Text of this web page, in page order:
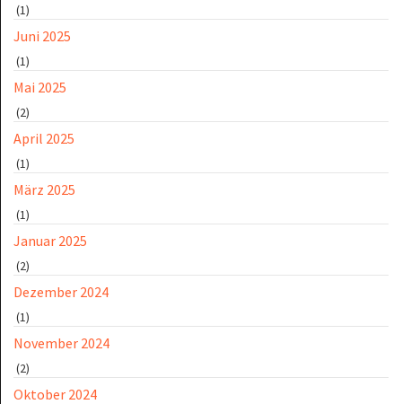
(1)
Juni 2025
(1)
Mai 2025
(2)
April 2025
(1)
März 2025
(1)
Januar 2025
(2)
Dezember 2024
(1)
November 2024
(2)
Oktober 2024